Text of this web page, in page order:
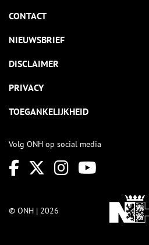
CONTACT
NIEUWSBRIEF
DISCLAIMER
PRIVACY
TOEGANKELIJKHEID
Volg ONH op social media
© ONH | 2026